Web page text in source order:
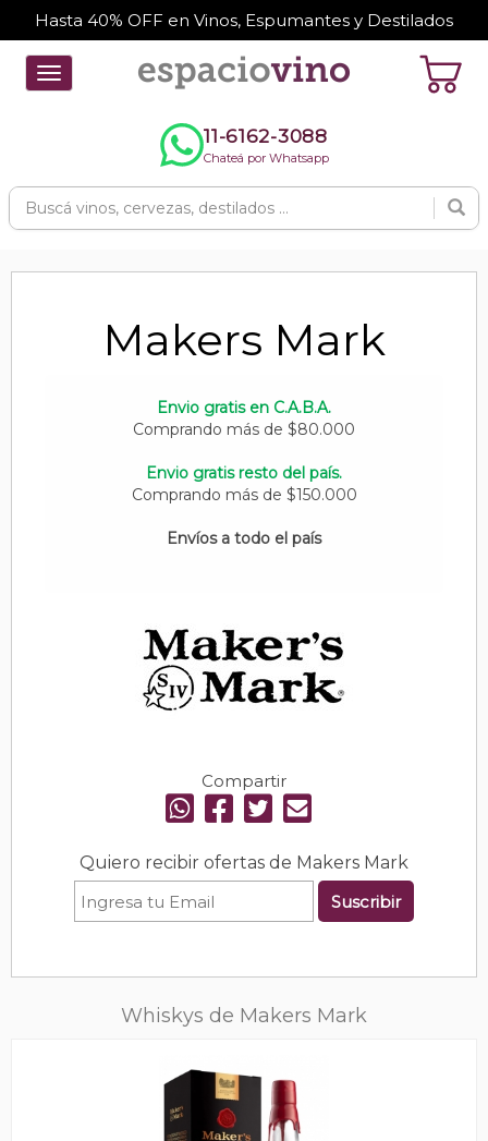
Hasta 40% OFF en Vinos, Espumantes y Destilados
Toggle
navigation
11-6162-3088
Chateá por Whatsapp
Makers Mark
Envio gratis en C.A.B.A.
Comprando más de $80.000
Envio gratis resto del país.
Comprando más de $150.000
Envíos a todo el país
Compartir
Quiero recibir ofertas de Makers Mark
Suscribir
Whiskys de Makers Mark